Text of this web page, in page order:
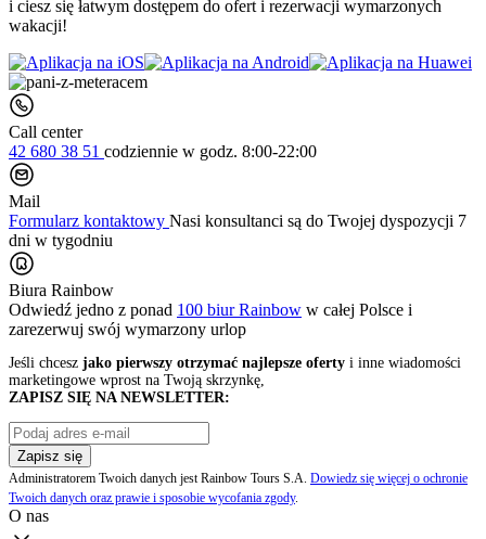
i ciesz się łatwym dostępem do ofert i rezerwacji wymarzonych
wakacji!
Call center
42 680 38 51 codziennie w godz. 8:00-22:00
Mail
Formularz kontaktowy Nasi konsultanci są do Twojej dyspozycji 7
dni w tygodniu
Biura Rainbow
Odwiedź jedno z ponad 100 biur Rainbow w całej Polsce i
zarezerwuj swój wymarzony urlop
Jeśli chcesz jako pierwszy otrzymać najlepsze oferty i inne wiadomości
marketingowe wprost na Twoją skrzynkę,
ZAPISZ SIĘ NA NEWSLETTER:
Zapisz się
Administratorem Twoich danych jest Rainbow Tours S.A. Dowiedz się więcej o ochronie
Twoich danych oraz prawie i sposobie wycofania zgody.
O nas